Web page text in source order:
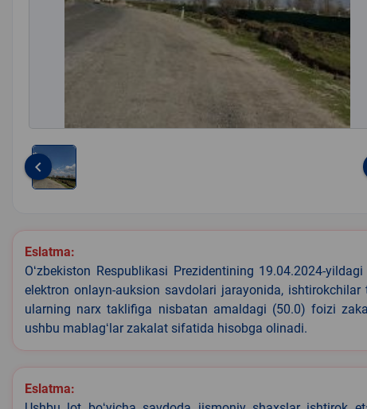
of
1
keyboard_arrow_left
Eslatma:
Oʻzbekiston Respublikasi Prezidentining 19.04.2024-
elektron onlayn-auksion savdolari jarayonida, ishtirokchilar
ularning narx taklifiga nisbatan amaldagi (50.0) foizi
ushbu mablagʻlar zakalat sifatida hisobga olinadi.
Eslatma: